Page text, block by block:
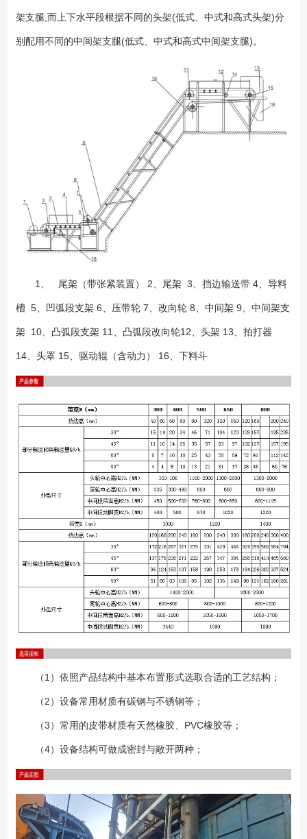
架支腿,而上下水平段根据不同的头架(低式、中式和高式头架)分
别配用不同的中间架支腿(低式、中式和高式中间架支腿)。
1、 尾架（带张紧装置） 2、尾架 3、挡边输送带 4、导料
槽 5、凹弧段支架 6、压带轮 7、改向轮 8、中间架 9、中间架支
架 10、凸弧段支架 11、凸弧段改向轮12、头架 13、拍打器
14、头罩 15、驱动辊（含动力） 16、下料斗
（1）依照产品结构中基本布置形式选取合适的工艺结构；
（2）设备常用材质有碳钢与不锈钢等；
（3）常用的皮带材质有天然橡胶、PVC橡胶等；
（4）设备结构可做成密封与敞开两种；